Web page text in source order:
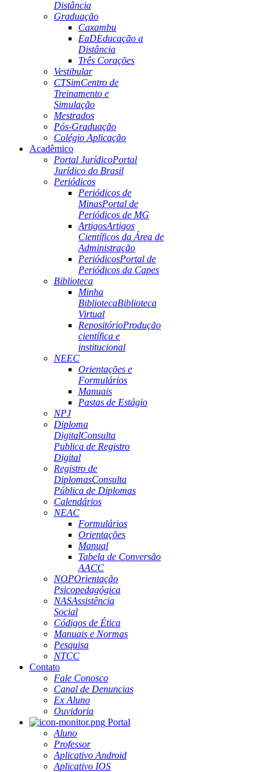
Distância
Graduação
Caxambu
EaDEducação a
Distância
Três Corações
Vestibular
CTSimCentro de
Treinamento e
Simulação
Mestrados
Pós-Graduação
Colégio Aplicação
Acadêmico
Portal JurídicoPortal
Jurídico do Brasil
Periódicos
Periódicos de
MinasPortal de
Periódicos de MG
ArtigosArtigos
Científicos da Área de
Administração
PeriódicosPortal de
Periódicos da Capes
Biblioteca
Minha
BibliotecaBiblioteca
Virtual
RepositórioProdução
científica e
institucional
NEEC
Orientações e
Formulários
Manuais
Pastas de Estágio
NPJ
Diploma
DigitalConsulta
Publica de Registro
Digital
Registro de
DiplomasConsulta
Pública de Diplomas
Calendários
NEAC
Formulários
Orientações
Manual
Tabela de Conversão
AACC
NOPOrientação
Psicopedagógica
NASAssistência
Social
Códigos de Ética
Manuais e Normas
Pesquisa
NTCC
Contato
Fale Conosco
Canal de Denuncias
Ex Aluno
Ouvidoria
Portal
Aluno
Professor
Aplicativo Android
Aplicativo IOS